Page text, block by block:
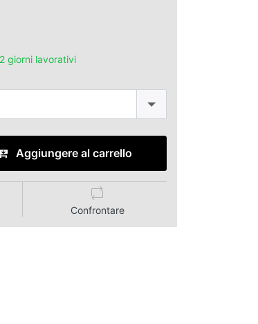
giorni lavorativi
Aggiungere al carrello
Confrontare